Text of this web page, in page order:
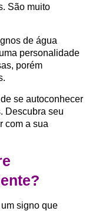
São muito
de água
personalidade
porém
se autoconhecer
Descubra seu
com a sua
signo que